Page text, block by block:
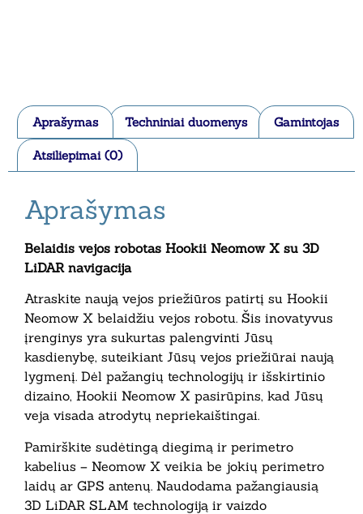
Aprašymas Techniniai duomenys Gamintojas
Atsiliepimai (0)
Aprašymas
Belaidis vejos robotas Hookii Neomow X su 3D
LiDAR navigacija
Atraskite naują vejos priežiūros patirtį su Hookii
Neomow X belaidžiu vejos robotu. Šis inovatyvus
įrenginys yra sukurtas palengvinti Jūsų
kasdienybę, suteikiant Jūsų vejos priežiūrai naują
lygmenį. Dėl pažangių technologijų ir išskirtinio
dizaino, Hookii Neomow X pasirūpins, kad Jūsų
veja visada atrodytų nepriekaištingai.
Pamirškite sudėtingą diegimą ir perimetro
kabelius – Neomow X veikia be jokių perimetro
laidų ar GPS antenų. Naudodama pažangiausią
3D LiDAR SLAM technologiją ir vaizdo